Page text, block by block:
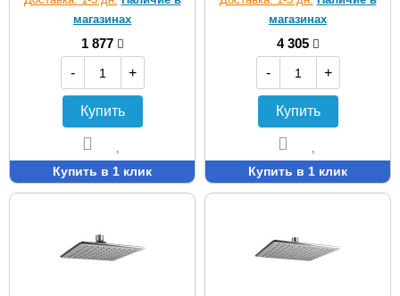
магазинах
1 877
-
+
Купить
Купить в 1 клик
магазинах
4 305
-
+
Купить
Купить в 1 клик